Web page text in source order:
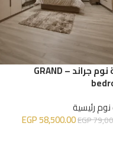
غرفة نوم جراند – GRAND
رئيسية
EGP
EGP58,500.00